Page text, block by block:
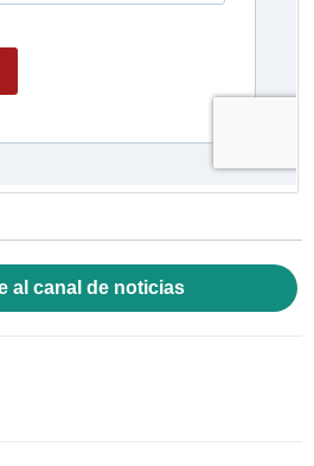
al canal de noticias